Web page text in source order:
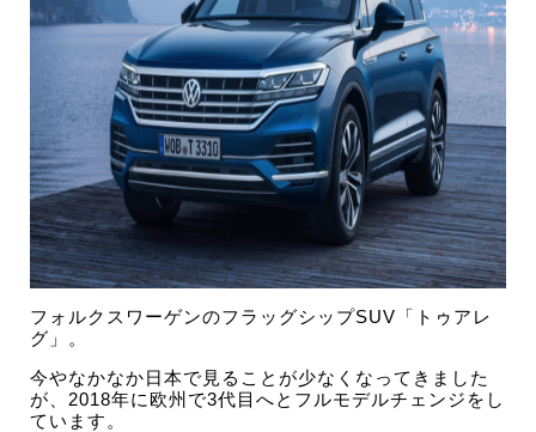
フォルクスワーゲンのフラッグシップSUV「トゥアレ
グ」。
今やなかなか日本で見ることが少なくなってきました
が、2018年に欧州で3代目へとフルモデルチェンジをし
ています。